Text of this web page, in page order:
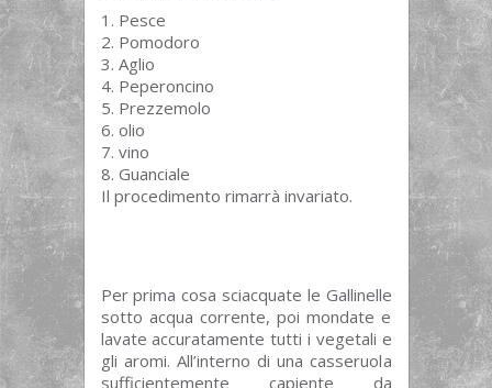
Pesce
Pomodoro
Aglio
Peperoncino
Prezzemolo
olio
vino
Guanciale
Il procedimento rimarrà invariato.
Per prima cosa sciacquate le Gallinelle
sotto acqua corrente, poi mondate e
lavate accuratamente tutti i vegetali e
gli aromi. All’interno di una casseruola
sufficientemente capiente da